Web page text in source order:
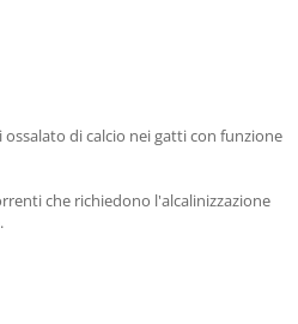
di calcio nei gatti con funzione
che richiedono l'alcalinizzazione